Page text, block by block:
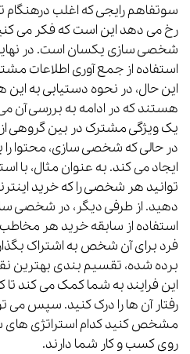
سوتفاهم رایجی که اغلب
رخ می دهد این است که فکر می
شخصی سازی یکسان است. در
استفاده از جمع آوری اطلاعات
این حال، در نحوه دستیابی به
هستند که در ادامه به بررسی آن
یک ویژگی مشترک در بین گروهی
در حالی که شخصی سازی، محتوا
ایجاد می کند. به عنوان مثال، با
توانید هر شخصی را که خرید
دهید. از طرفی دیگر، در شخصی
استفاده از سابقه خرید هر
فرد برای آن شخص به اشتراک
برده شده، تقسیم بندی بهترین
این فرایند به شما کمک می کند تا
رفتار آن ها را درک کنید. سپس می
مشخص کنید کدام استراتژی های
روی کسب و کار شما دارند.